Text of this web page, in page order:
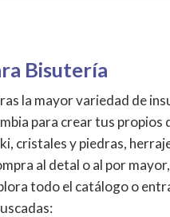
Bisutería
la mayor variedad de
para crear tus propios
cristales y piedras,
al detal o al por
todo el catálogo o